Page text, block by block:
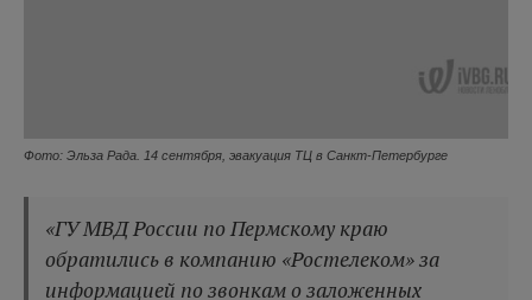
Фото: Эльза Рада. 14 сентября, эвакуация ТЦ в Санкт-Петербурге
«ГУ МВД России по Пермскому краю
обратились в компанию «Ростелеком» за
информацией по звонкам о заложенных